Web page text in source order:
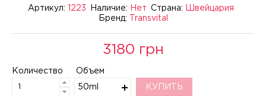
Артикул: 1223 Наличие: Нет Страна:
Швейцария
Бренд:
Transvital
3180 грн
Количество Объем
50ml КУПИТЬ